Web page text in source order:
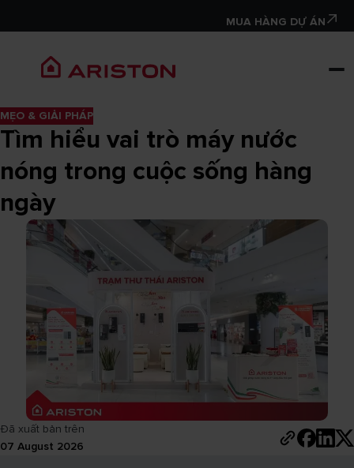
MUA HÀNG DỰ ÁN
MẸO & GIẢI PHÁP
Tìm hiểu vai trò máy nước
nóng trong cuộc sống hàng
ngày
Đã xuất bản trên
07 August 2026